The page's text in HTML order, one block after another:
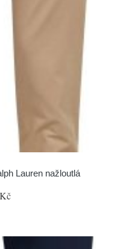
Lauren nažloutlá